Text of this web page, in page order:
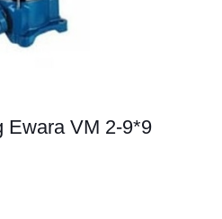
Ewara VM 2-9*9